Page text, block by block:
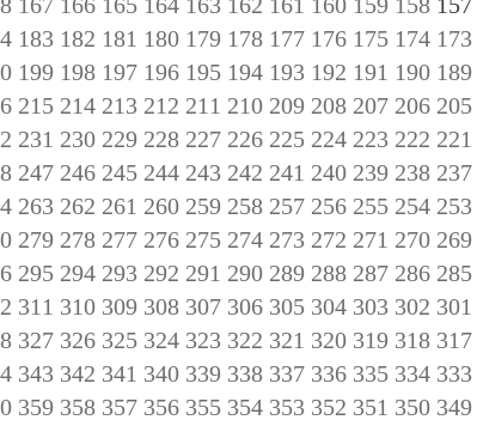
173
174
175
176
177
178
179
180
181
182
183
189
190
191
192
193
194
195
196
197
198
199
205
206
207
208
209
210
211
212
213
214
215
221
222
223
224
225
226
227
228
229
230
231
237
238
239
240
241
242
243
244
245
246
247
253
254
255
256
257
258
259
260
261
262
263
269
270
271
272
273
274
275
276
277
278
279
285
286
287
288
289
290
291
292
293
294
295
301
302
303
304
305
306
307
308
309
310
311
317
318
319
320
321
322
323
324
325
326
327
333
334
335
336
337
338
339
340
341
342
343
349
350
351
352
353
354
355
356
357
358
359